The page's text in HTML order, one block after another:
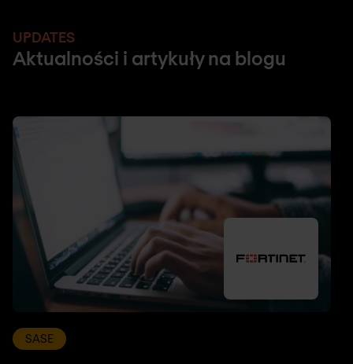
UPDATES
Aktualności i artykuły na blogu
SASE